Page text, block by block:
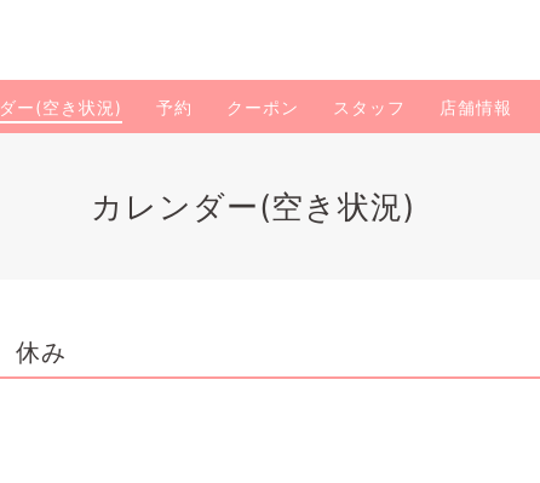
ー(空き状況) 予約 クーポン スタッフ 店舗情報
カレンダー(空き状況)
休み